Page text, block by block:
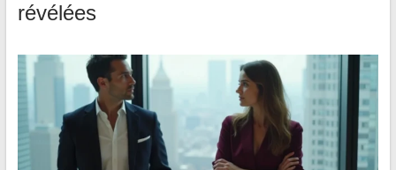
révélées